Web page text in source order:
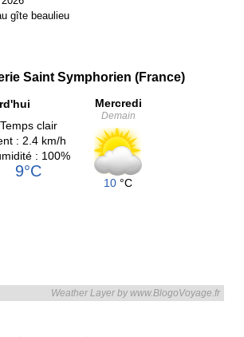
gîte beaulieu
Saint Symphorien (France)
Temps clair
: 2.4 km/h
: 100%
9°C
Mercredi
Demain
10 °C
Weather Layer by www.BlogoVoyage.fr